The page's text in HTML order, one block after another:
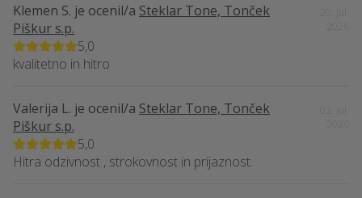
Klemen S. je ocenil/a Steklar Tone, Tonček
Piškur s.p.
5,0
kvalitetno in hitro
Valerija L. je ocenil/a Steklar Tone, Tonček
Piškur s.p.
5,0
Hitra odzivnost , strokovnost in prijaznost.